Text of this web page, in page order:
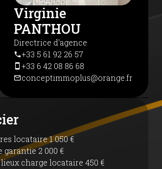
Virginie
PANTHOU
Directrice d'agence
+33 5 61 92 26 57
+33 6 42 08 86 68
conceptimmoplus@orange.fr
locataire1 050 €
garantie2 000 €
lieux charge locataire450 €